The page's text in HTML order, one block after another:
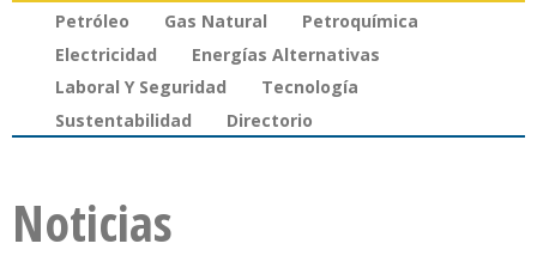
Petróleo Gas Natural
Petroquímica
Electricidad
Energías Alternativas
Laboral Y Seguridad
Tecnología
Sustentabilidad
Directorio
Noticias